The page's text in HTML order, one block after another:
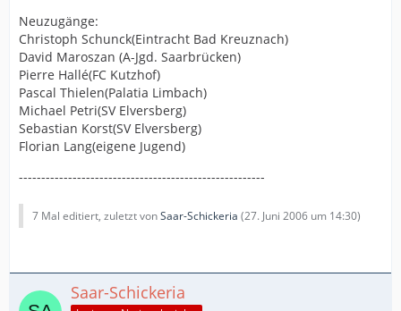
Neuzugänge:
Christoph Schunck(Eintracht Bad Kreuznach)
David Maroszan (A-Jgd. Saarbrücken)
Pierre Hallé(FC Kutzhof)
Pascal Thielen(Palatia Limbach)
Michael Petri(SV Elversberg)
Sebastian Korst(SV Elversberg)
Florian Lang(eigene Jugend)
-------------------------------------------------------
7 Mal editiert, zuletzt vonSaar-Schickeria (27. Juni 2006 um 14:30)
Saar-Schickeria